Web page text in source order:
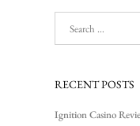
RECENT POSTS
Ignition Casino